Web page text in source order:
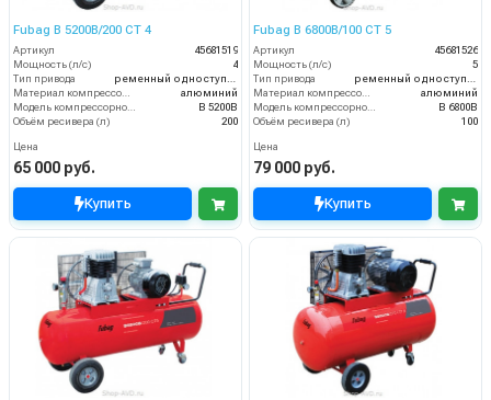
Fubag B 5200B/200 СТ 4
Артикул
45681519
Мощность (л/с)
4
Тип привода
ременный одноступенчатый
Материал компрессорной головки
алюминий
Модель компрессорной головки
B 5200B
Объём ресивера (л)
200
Цена
65 000 руб.
Купить
Fubag B 6800B/100 СТ 5
Артикул
45681526
Мощность (л/с)
5
Тип привода
ременный одноступенчатый
Материал компрессорной головки
алюминий
Модель компрессорной головки
B 6800B
Объём ресивера (л)
100
Цена
79 000 руб.
Купить